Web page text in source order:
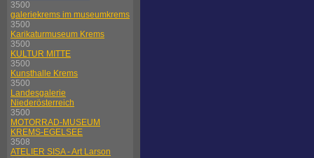
3500
galeriekrems im museumkrems
3500
Karikaturmuseum Krems
3500
KULTUR MITTE
3500
Kunsthalle Krems
3500
Landesgalerie
Niederösterreich
3500
MOTORRAD-MUSEUM
KREMS-EGELSEE
3508
ATELIER SISA - Art Larson